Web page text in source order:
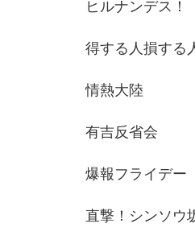
ヒルナンデス！
得する人損する
情熱大陸
有吉反省会
爆報フライデー
直撃！シンソウ